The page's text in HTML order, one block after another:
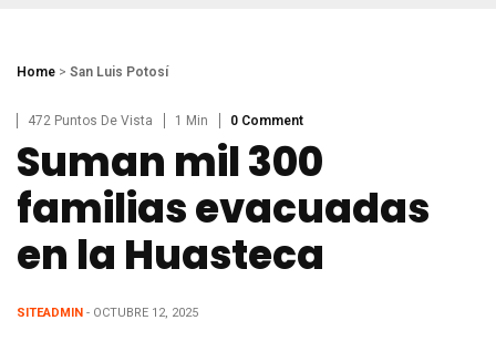
Home > San Luis Potosí
472 Puntos De Vista 1 Min 0 Comment
Suman mil 300
familias evacuadas
en la Huasteca
SITEADMIN - OCTUBRE 12, 2025